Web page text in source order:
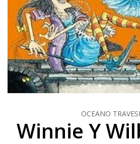
OCEANO
Winnie Y